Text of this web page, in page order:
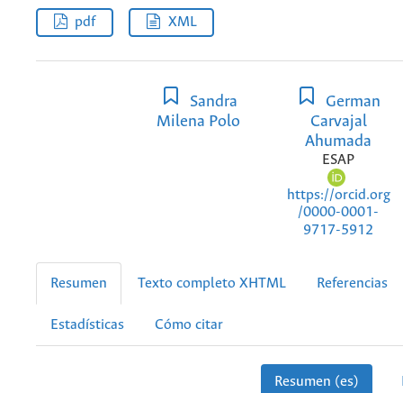
pdf XML
Sandra
Milena Polo
German
Carvajal
Ahumada
ESAP
https://orcid.org
/0000-0001-
9717-5912
Resumen Texto completo XHTML Referencias
Estadísticas Cómo citar
Resumen (es)